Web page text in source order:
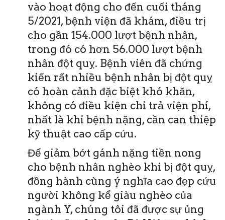
vào hoạt động cho đến cuối tháng
5/2021, bệnh viện đã khám, điều trị
cho gần 154.000 lượt bệnh nhân,
trong đó có hơn 56.000 lượt bệnh
nhân đột quỵ. Bệnh viên đã chứng
kiến rất nhiều bệnh nhân bị đột quỵ
có hoàn cảnh đặc biệt khó khăn,
không có điều kiện chi trả viện phí,
nhất là khi bệnh nặng, cần can thiệp
kỹ thuật cao cấp cứu.
Để giảm bớt gánh nặng tiền nong
cho bệnh nhân nghèo khi bị đột quỵ,
đồng hành cùng ý nghĩa cao đẹp cứu
người không kể giàu nghèo của
ngành Y, chúng tôi đã được sự ủng